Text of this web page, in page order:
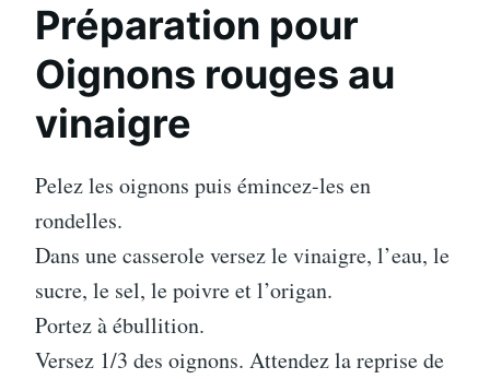
Préparation pour
Oignons rouges au
vinaigre
Pelez les oignons puis émincez-les en
rondelles.
Dans une casserole versez le vinaigre, l’eau, le
sucre, le sel, le poivre et l’origan.
Portez à ébullition.
Versez 1/3 des oignons. Attendez la reprise de